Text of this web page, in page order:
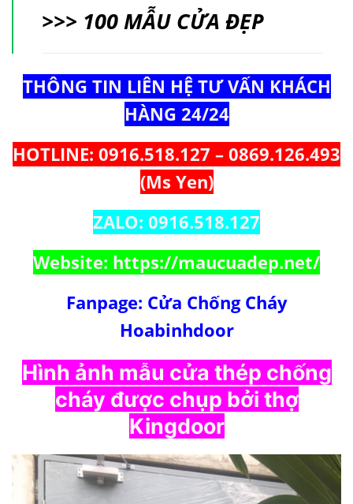
>>> 100 MẪU CỬA ĐẸP
THÔNG TIN LIÊN HỆ TƯ VẤN KHÁCH
HÀNG 24/24
HOTLINE: 0916.518.127 – 0869.126.493
(Ms Yen)
ZALO: 0916.518.127
Website: https://maucuadep.net/
Fanpage: Cửa Chống Cháy
Hoabinhdoor
Hình ảnh mẫu cửa thép chống
cháy được chụp bởi thợ
Kingdoor